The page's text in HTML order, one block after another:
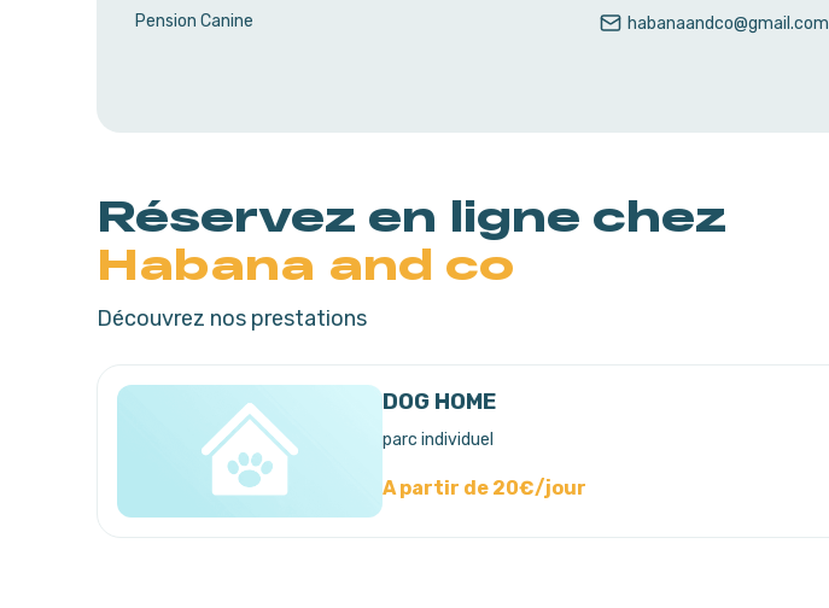
Pension Canine habanaandco@gmail.com
Réservez en ligne chez
Habana and co
Découvrez nos prestations
DOG HOME
parc individuel
A partir de 20€/jour